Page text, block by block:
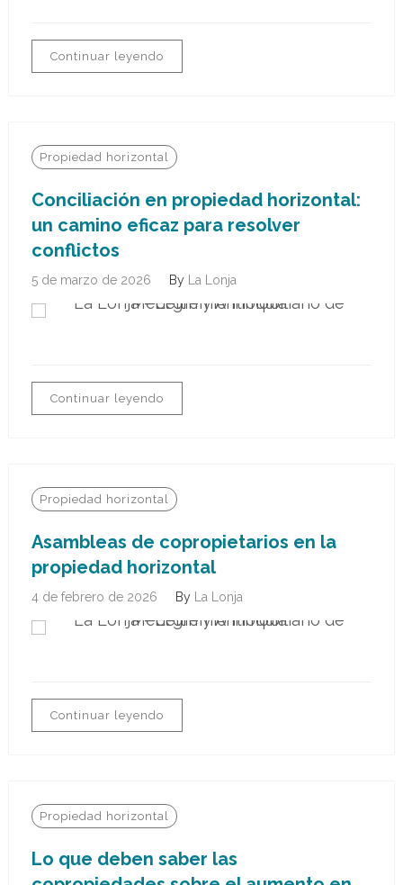
Continuar leyendo
Propiedad horizontal
Conciliación en propiedad horizontal:
un camino eficaz para resolver
conflictos
5 de marzo de 2026 By La Lonja
Continuar leyendo
Propiedad horizontal
Asambleas de copropietarios en la
propiedad horizontal
4 de febrero de 2026 By La Lonja
Continuar leyendo
Propiedad horizontal
Lo que deben saber las